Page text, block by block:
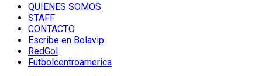
QUIENES SOMOS
STAFF
CONTACTO
Escribe en Bolavip
RedGol
Futbolcentroamerica